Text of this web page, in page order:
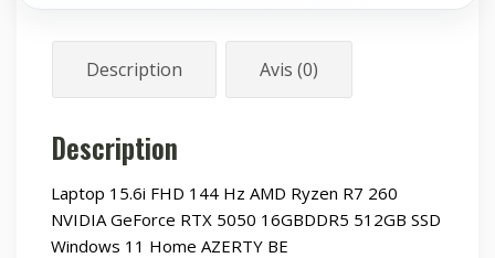
Description Avis (0)
Description
Laptop 15.6i FHD 144 Hz AMD Ryzen R7 260
NVIDIA GeForce RTX 5050 16GBDDR5 512GB SSD
Windows 11 Home AZERTY BE